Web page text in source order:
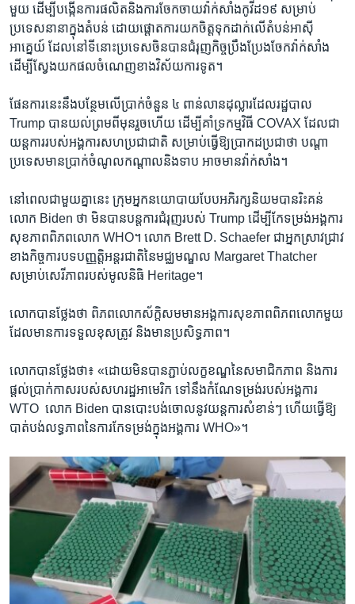
មួយ ​ដើម្បីបង្កើនការ​ផលិត​និង​ការចែកចាយវ៉ាក់សាំង​កូវីដ​១៩​ សម្រាប់​
ប្រទេស​នានាក្នុង​តំបន់​ ដោយ​ផ្តោត​ការ​យក​ចិត្តទុកដាក់​លើតំបន់អាស៊ី​
អាគ្នេយ៍ ​ដែល​នៅ​ទី​នោះប្រទេស​ចិន​បាន​ជំរុញ​កិច្ច​ប្រឹងប្រែង​ចែក​វ៉ាក់សាំង​
ដើម្បីស្វែង​យក​ផល​ចំណេញ​ខាង​វិស័យ​ការទូត។
ផែនការនេះ​នឹង​បន្ថែម​លើ​ប្រាក់​ចំនួន ​៤ ពាន់​លាន​ដុល្លារ​ដែល​រដ្ឋបាល
Trump បាន​យល់ព្រម​ពី​មុន​រួច​ហើយ ​ដើម្បី​គាំទ្រកម្មវិធី COVAX ​ដែលជា
យន្តការ​របស់​អង្គការ​សហប្រជាជាតិ​ សម្រាប់​ធ្វើ​ឱ្យ​ប្រាកដ​ប្រជា​ថា ​បណ្តា
ប្រទេសមានប្រាក់​ចំណូល​កណ្តាល​និង​ទាប អាចមាន​វ៉ាក់សាំង​។
នៅ​ពេលជា​មួយ​គ្នា​នេះ ​ក្រុមអ្នកនយោបាយបែប​អភិរក្សនិយមបានរិះគន់​
លោក Biden ថា​ មិនបាន​បន្ត​ការ​ជំរុញ​របស់ Trump ដើម្បី​កែទម្រង់អង្គការ
សុខភាព​ពិភពលោក WHO។ លោក Brett D. Schaefer ជា​អ្នកស្រាវជ្រា​វ
ខាងកិច្ចការបទបញ្ញត្តិ​អន្តរជាតិនៃមជ្ឈមណ្ឌល Margaret Thatcher
សម្រាប់​សេរីភាព​របស់​មូលនិធិ​ Heritage។
លោកបាន​ថ្លែង​ថា ពិភពលោក​ស័ក្តិសម​មានអង្គការ​សុខភាពពិភពលោក​មួយ
​ដែល​មានការ​ទទួលខុសត្រូវ​ និង​មាន​ប្រសិទ្ធភាព។
​លោក​បានថ្លែងថា៖ «ដោយ​មិនបាន​ភ្ជាប់​លក្ខខណ្ឌ​នៃ​សមាជិកភាព ​និង​ការ​
ផ្តល់ប្រាក់​កាសរបស់​សហរដ្ឋ​អាមេរិក ទៅ​នឹង​កំណែទម្រង់​របស់​អង្គការ
WTO ​ លោក Biden បាន​បោះបង់ចោល​នូវយន្តការ​សំខាន់ៗ ហើយ​ធ្វើឱ្យ
បាត់បង់​លទ្ធភាព​នៃ​ការកែទម្រង់​ក្នុង​អង្គការ WHO»។